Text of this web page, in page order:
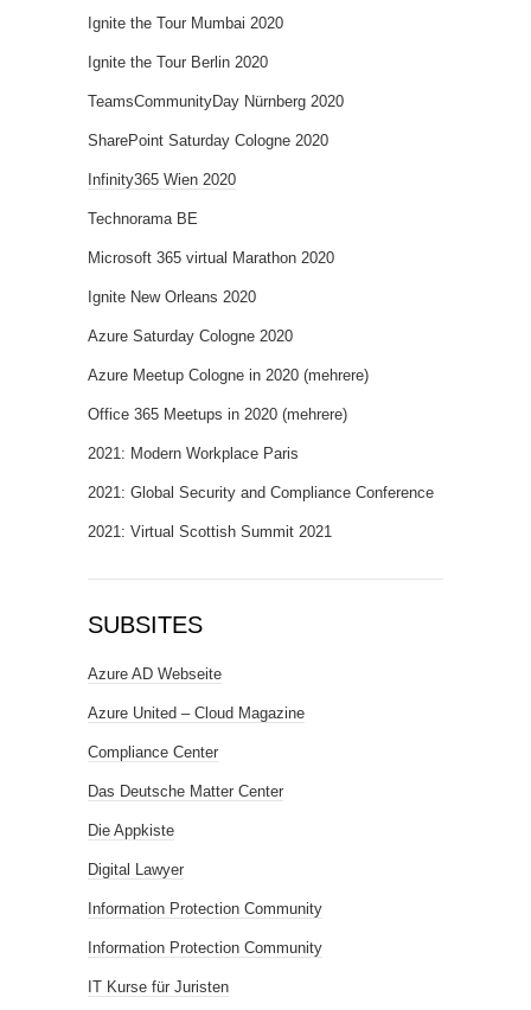
Ignite the Tour Mumbai 2020
Ignite the Tour Berlin 2020
TeamsCommunityDay Nürnberg 2020
SharePoint Saturday Cologne 2020
Infinity365 Wien 2020
Technorama BE
Microsoft 365 virtual Marathon 2020
Ignite New Orleans 2020
Azure Saturday Cologne 2020
Azure Meetup Cologne in 2020 (mehrere)
Office 365 Meetups in 2020 (mehrere)
2021: Modern Workplace Paris
2021: Global Security and Compliance Conference
2021: Virtual Scottish Summit 2021
SUBSITES
Azure AD Webseite
Azure United – Cloud Magazine
Compliance Center
Das Deutsche Matter Center
Die Appkiste
Digital Lawyer
Information Protection Community
Information Protection Community
IT Kurse für Juristen